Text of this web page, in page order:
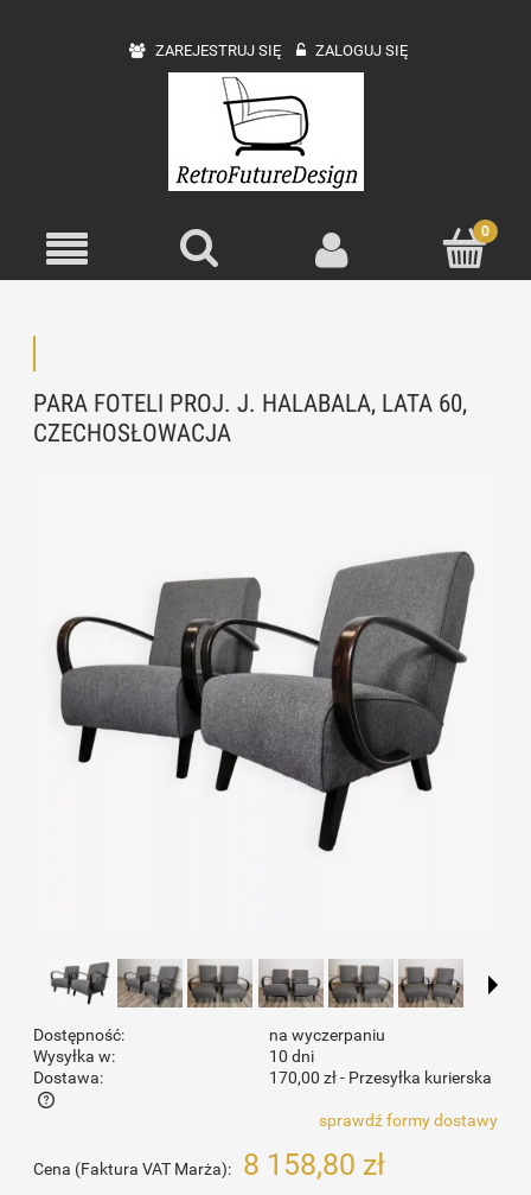
ZAREJESTRUJ SIĘ ZALOGUJ SIĘ
PARA FOTELI PROJ. J. HALABALA, LATA 60,
CZECHOSŁOWACJA
Dostępność:
na wyczerpaniu
Wysyłka w:
10 dni
Dostawa:
170,00 zł- Przesyłka kurierska
Cena nie zawiera ewentualnych kosztów płatnościsprawdź formy dostawy
Cena (Faktura VAT Marża): 8 158,80 zł